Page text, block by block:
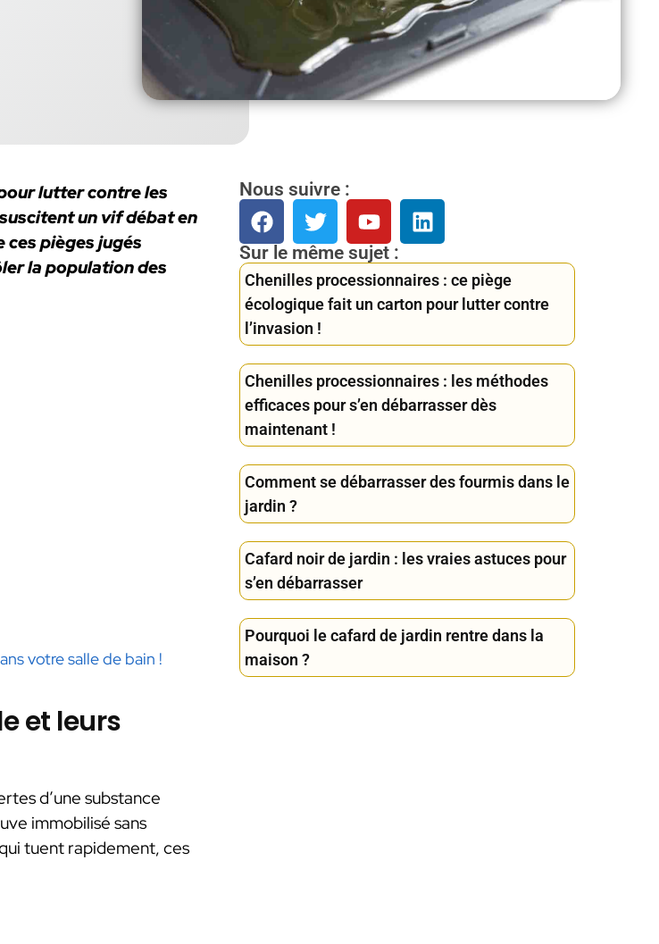
lutter contre les
un vif débat en
pièges jugés
la population des
votre salle de bain !
et leurs
d’une substance
immobilisé sans
tuent rapidement, ces
Nous suivre :
Sur le même sujet :
Chenilles processionnaires : ce piège
écologique fait un carton pour lutter contre
l’invasion !
Chenilles processionnaires : les méthodes
efficaces pour s’en débarrasser dès
maintenant !
Comment se débarrasser des fourmis dans le
jardin ?
Cafard noir de jardin : les vraies astuces pour
s’en débarrasser
Pourquoi le cafard de jardin rentre dans la
maison ?